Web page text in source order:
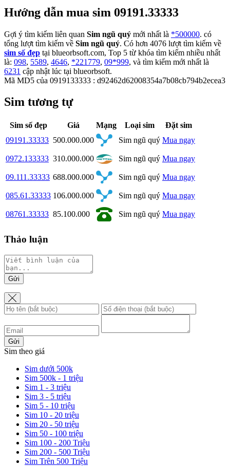
Hướng dẫn mua sim 09191.33333
Gợi ý tìm kiếm liên quan Sim ngũ quý mới nhất là *500000. có
tổng lượt tìm kiếm về Sim ngũ quý. Có hơn 4076 lượt tìm kiếm về
sim số đẹp tại blueorbsoft.com, Top 5 từ khóa tìm kiếm nhiều nhất
là: 098, 5589, 4646, *221779, 09*999, và tìm kiếm mới nhất là
6231 cập nhật lúc tại blueorbsoft.
Mã MD5 của 0919133333 : d92462d62008354a7b08cb794b2ecea3
Sim tương tự
Sim số đẹp Giá Mạng Loại sim
Đặt sim
09191.33333 500.000.000 Sim ngũ quý Mua ngay
0972.133333 310.000.000 Sim ngũ quý Mua ngay
09.111.33333 688.000.000 Sim ngũ quý Mua ngay
085.61.33333 106.000.000 Sim ngũ quý Mua ngay
08761.33333 85.100.000 Sim ngũ quý Mua ngay
Thảo luận
Gửi
Gửi
Sim theo giá
Sim dưới 500k
Sim 500k - 1 triệu
Sim 1 - 3 triệu
Sim 3 - 5 triệu
Sim 5 - 10 triệu
Sim 10 - 20 triệu
Sim 20 - 50 triệu
Sim 50 - 100 triệu
Sim 100 - 200 Triệu
Sim 200 - 500 Triệu
Sim Trên 500 Triệu